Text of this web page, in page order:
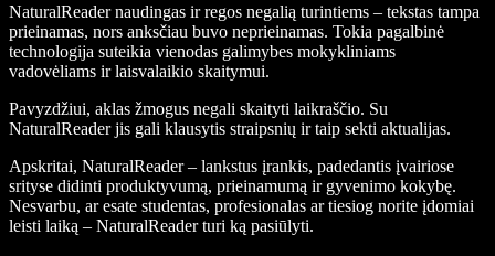
NaturalReader naudingas ir regos negalią turintiems – tekstas tampa
prieinamas, nors anksčiau buvo neprieinamas. Tokia pagalbinė
technologija suteikia vienodas galimybes mokykliniams
vadovėliams ir laisvalaikio skaitymui.
Pavyzdžiui, aklas žmogus negali skaityti laikraščio. Su
NaturalReader jis gali klausytis straipsnių ir taip sekti aktualijas.
Apskritai, NaturalReader – lankstus įrankis, padedantis įvairiose
srityse didinti produktyvumą, prieinamumą ir gyvenimo kokybę.
Nesvarbu, ar esate studentas, profesionalas ar tiesiog norite įdomiai
leisti laiką – NaturalReader turi ką pasiūlyti.